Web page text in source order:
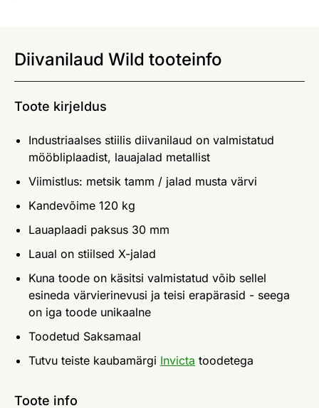
Diivanilaud Wild tooteinfo
Toote kirjeldus
Industriaalses stiilis diivanilaud on valmistatud
mööbliplaadist, lauajalad metallist
Viimistlus: metsik tamm / jalad musta värvi
Kandevõime 120 kg
Lauaplaadi paksus 30 mm
Laual on stiilsed X-jalad
Kuna toode on käsitsi valmistatud võib sellel
esineda värvierinevusi ja teisi erapärasid - seega
on iga toode unikaalne
Toodetud Saksamaal
Tutvu teiste kaubamärgi Invicta toodetega
Toote info